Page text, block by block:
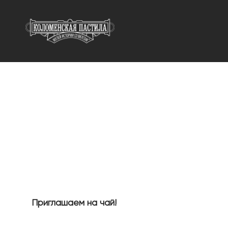
Приглашаем на чай!